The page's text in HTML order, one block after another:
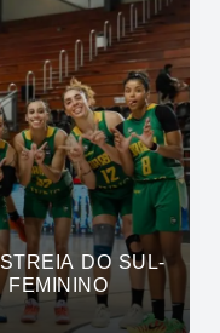
DO SUL-
FEMININO